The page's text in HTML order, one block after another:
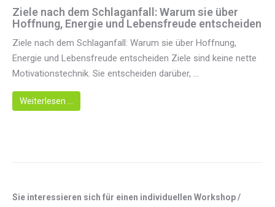
Ziele nach dem Schlaganfall: Warum sie über
Hoffnung, Energie und Lebensfreude entscheiden
Ziele nach dem Schlaganfall: Warum sie über Hoffnung,
Energie und Lebensfreude entscheiden Ziele sind keine nette
Motivationstechnik. Sie entscheiden darüber, ...
Weiterlesen …
Sie interessieren sich für einen individuellen Workshop /